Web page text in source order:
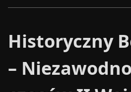
Historyczny
–